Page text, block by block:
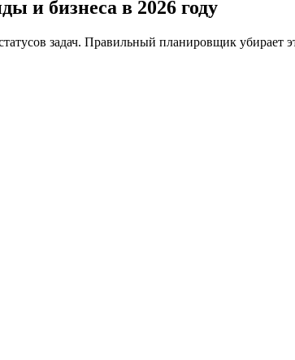
и бизнеса в 2026 году
задач. Правильный планировщик